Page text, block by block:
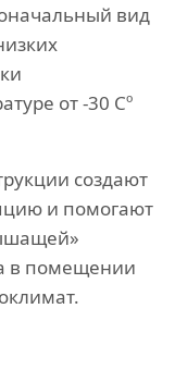
вид
от -30 Сº
создают
и помогают
в помещении